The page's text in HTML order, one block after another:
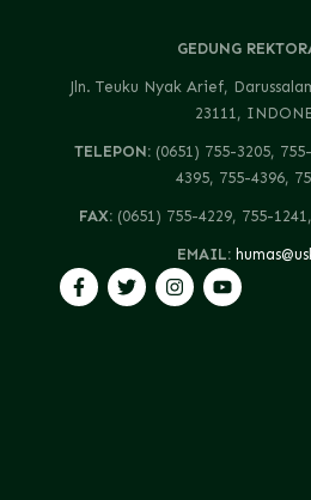
GEDUNG
Jln. Teuku Nyak Arief,
23111,
TELEPON: (0651) 755-3205,
4395, 755-4396,
FAX: (0651) 755-4229, 755-
EMAIL: